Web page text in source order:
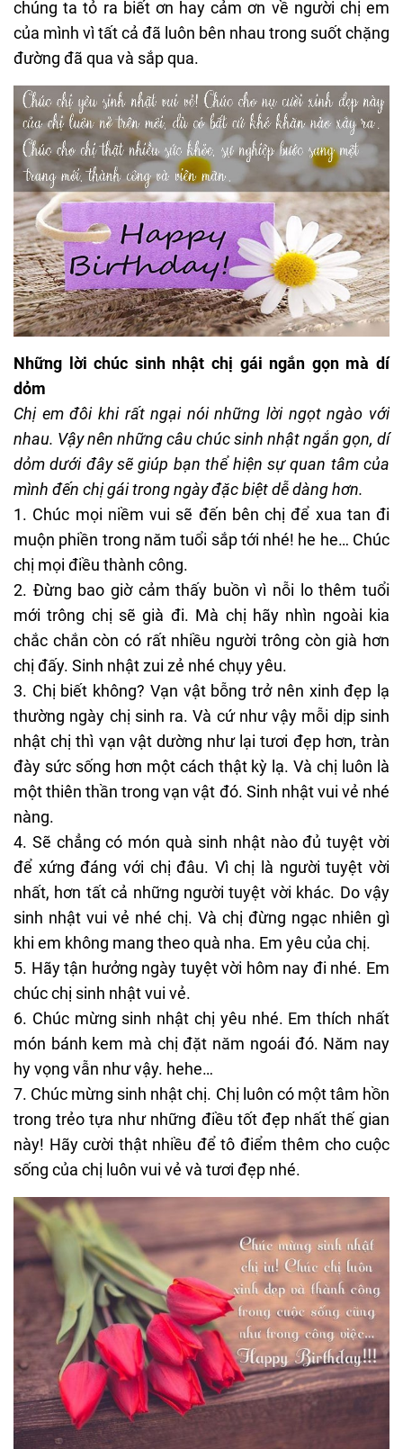
chúng ta tỏ ra biết ơn hay cảm ơn về người chị em
của mình vì tất cả đã luôn bên nhau trong suốt chặng
đường đã qua và sắp qua.
Những lời chúc sinh nhật chị gái ngắn gọn mà dí
dỏm
Chị em đôi khi rất ngại nói những lời ngọt ngào với
nhau. Vậy nên những câu chúc sinh nhật ngắn gọn, dí
dỏm dưới đây sẽ giúp bạn thể hiện sự quan tâm của
mình đến chị gái trong ngày đặc biệt dễ dàng hơn.
1. Chúc mọi niềm vui sẽ đến bên chị để xua tan đi
muộn phiền trong năm tuổi sắp tới nhé! he he… Chúc
chị mọi điều thành công.
2. Đừng bao giờ cảm thấy buồn vì nỗi lo thêm tuổi
mới trông chị sẽ già đi. Mà chị hãy nhìn ngoài kia
chắc chắn còn có rất nhiều người trông còn già hơn
chị đấy. Sinh nhật zui zẻ nhé chụy yêu.
3. Chị biết không? Vạn vật bỗng trở nên xinh đẹp lạ
thường ngày chị sinh ra. Và cứ như vậy mỗi dịp sinh
nhật chị thì vạn vật dường như lại tươi đẹp hơn, tràn
đày sức sống hơn một cách thật kỳ lạ. Và chị luôn là
một thiên thần trong vạn vật đó. Sinh nhật vui vẻ nhé
nàng.
4. Sẽ chẳng có món quà sinh nhật nào đủ tuyệt vời
để xứng đáng với chị đâu. Vì chị là người tuyệt vời
nhất, hơn tất cả những người tuyệt vời khác. Do vậy
sinh nhật vui vẻ nhé chị. Và chị đừng ngạc nhiên gì
khi em không mang theo quà nha. Em yêu của chị.
5. Hãy tận hưởng ngày tuyệt vời hôm nay đi nhé. Em
chúc chị sinh nhật vui vẻ.
6. Chúc mừng sinh nhật chị yêu nhé. Em thích nhất
món bánh kem mà chị đặt năm ngoái đó. Năm nay
hy vọng vẫn như vậy. hehe…
7. Chúc mừng sinh nhật chị. Chị luôn có một tâm hồn
trong trẻo tựa như những điều tốt đẹp nhất thế gian
này! Hãy cười thật nhiều để tô điểm thêm cho cuộc
sống của chị luôn vui vẻ và tươi đẹp nhé.